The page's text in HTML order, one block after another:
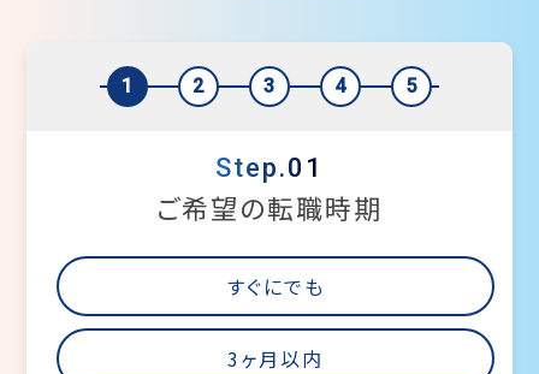
1 2 3 4 5
Step.01
ご希望の転職時期
すぐにでも
3ヶ月以内